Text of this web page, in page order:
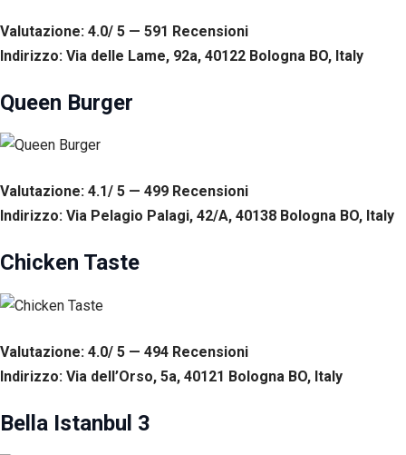
Valutazione: 4.0/ 5 — 591 Recensioni
Indirizzo: Via delle Lame, 92a, 40122 Bologna BO, Italy
Queen Burger
Valutazione: 4.1/ 5 — 499 Recensioni
Indirizzo: Via Pelagio Palagi, 42/A, 40138 Bologna BO, Italy
Chicken Taste
Valutazione: 4.0/ 5 — 494 Recensioni
Indirizzo: Via dell’Orso, 5a, 40121 Bologna BO, Italy
Bella Istanbul 3